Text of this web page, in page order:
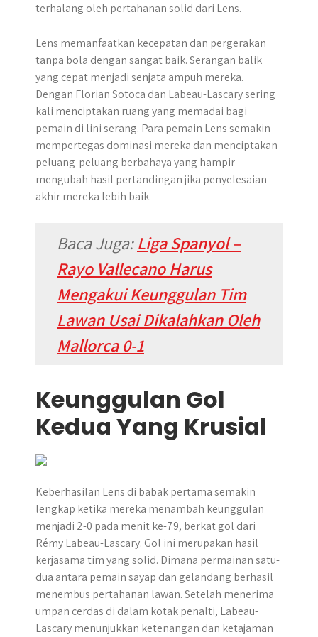
terhalang oleh pertahanan solid dari Lens.
Lens memanfaatkan kecepatan dan pergerakan
tanpa bola dengan sangat baik. Serangan balik
yang cepat menjadi senjata ampuh mereka.
Dengan Florian Sotoca dan Labeau-Lascary sering
kali menciptakan ruang yang memadai bagi
pemain di lini serang. Para pemain Lens semakin
mempertegas dominasi mereka dan menciptakan
peluang-peluang berbahaya yang hampir
mengubah hasil pertandingan jika penyelesaian
akhir mereka lebih baik.
Baca Juga:Liga Spanyol –
Rayo Vallecano Harus
Mengakui Keunggulan Tim
Lawan Usai Dikalahkan Oleh
Mallorca 0-1
Keunggulan Gol
Kedua Yang Krusial
Keberhasilan Lens di babak pertama semakin
lengkap ketika mereka menambah keunggulan
menjadi 2-0 pada menit ke-79, berkat gol dari
Rémy Labeau-Lascary. Gol ini merupakan hasil
kerjasama tim yang solid. Dimana permainan satu-
dua antara pemain sayap dan gelandang berhasil
menembus pertahanan lawan. Setelah menerima
umpan cerdas di dalam kotak penalti, Labeau-
Lascary menunjukkan ketenangan dan ketajaman